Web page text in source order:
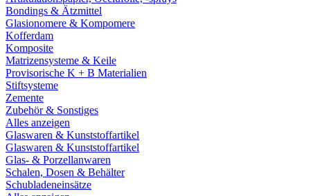
Bondings & Ätzmittel
Glasionomere & Kompomere
Kofferdam
Komposite
Matrizensysteme & Keile
Provisorische K + B Materialien
Stiftsysteme
Zemente
Zubehör & Sonstiges
Alles anzeigen
Glaswaren & Kunststoffartikel
Glaswaren & Kunststoffartikel
Glas- & Porzellanwaren
Schalen, Dosen & Behälter
Schubladeneinsätze